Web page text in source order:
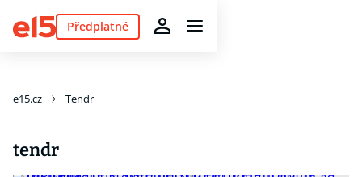
Předplatné
e15.cz Tendr
tendr